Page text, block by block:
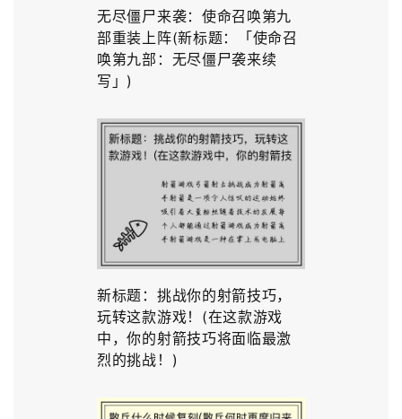
无尽僵尸来袭：使命召唤第九
部重装上阵(新标题：「使命召
唤第九部：无尽僵尸袭来续
写」)
新标题：挑战你的射箭技巧，
玩转这款游戏！(在这款游戏
中，你的射箭技巧将面临最激
烈的挑战！)